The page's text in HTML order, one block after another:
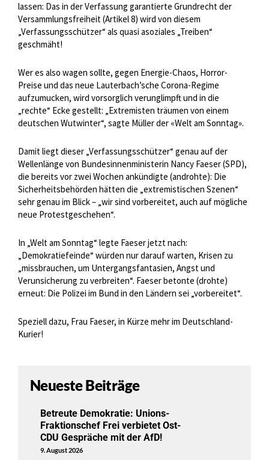
lassen: Das in der Verfassung garantierte Grundrecht der
Versammlungsfreiheit (Artikel 8) wird von diesem
„Verfassungsschützer“ als quasi asoziales „Treiben“
geschmäht!
Wer es also wagen sollte, gegen Energie-Chaos, Horror-
Preise und das neue Lauterbach’sche Corona-Regime
aufzumucken, wird vorsorglich verunglimpft und in die
„rechte“ Ecke gestellt: „Extremisten träumen von einem
deutschen Wutwinter“, sagte Müller der «Welt am Sonntag».
Damit liegt dieser „Verfassungsschützer“ genau auf der
Wellenlänge von Bundesinnenministerin Nancy Faeser (SPD),
die bereits vor zwei Wochen ankündigte (androhte): Die
Sicherheitsbehörden hätten die „extremistischen Szenen“
sehr genau im Blick – „wir sind vorbereitet, auch auf mögliche
neue Protestgeschehen“.
In „Welt am Sonntag“ legte Faeser jetzt nach:
„Demokratiefeinde“ würden nur darauf warten, Krisen zu
„missbrauchen, um Untergangsfantasien, Angst und
Verunsicherung zu verbreiten“. Faeser betonte (drohte)
erneut: Die Polizei im Bund in den Ländern sei „vorbereitet“.
Speziell dazu, Frau Faeser, in Kürze mehr im Deutschland-
Kurier!
Neueste Beiträge
Betreute Demokratie: Unions-
Fraktionschef Frei verbietet Ost-
CDU Gespräche mit der AfD!
9. August 2026